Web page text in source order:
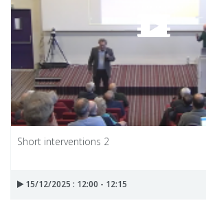
Short interventions 2
15/12/2025 : 12:00 - 12:15